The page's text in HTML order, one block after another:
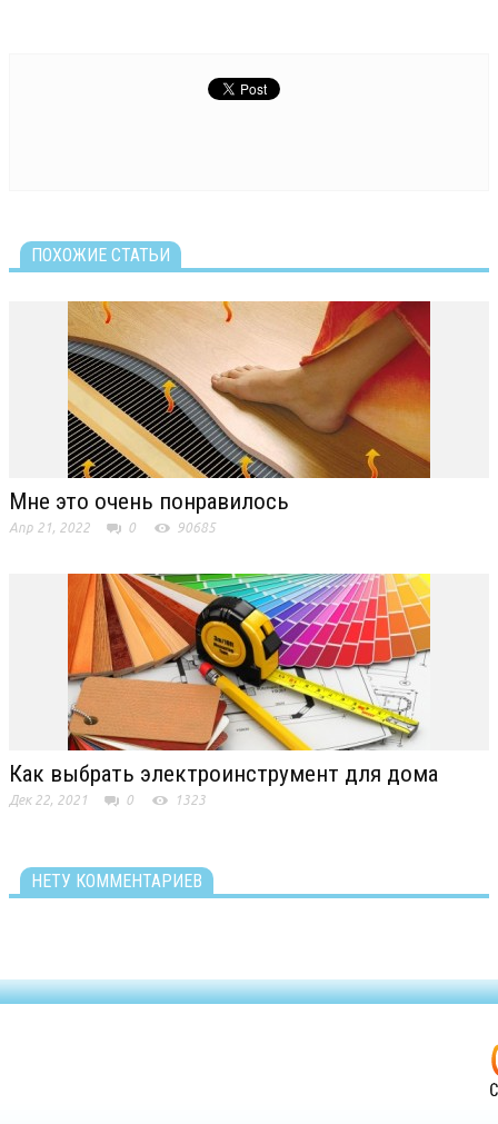
ПОХОЖИЕ СТАТЬИ
Мне это очень понравилось
Апр 21, 2022 0 90685
Как выбрать электроинструмент для дома
Дек 22, 2021 0 1323
НЕТУ КОММЕНТАРИЕВ